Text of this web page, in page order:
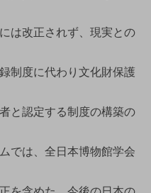
は改正されず、現実との
制度に代わり文化財保護
と認定する制度の構築の
では、全日本博物館学会